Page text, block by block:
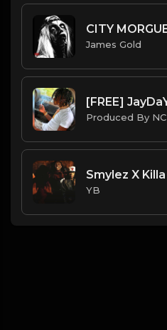
James Gold
Produced By NC
YB